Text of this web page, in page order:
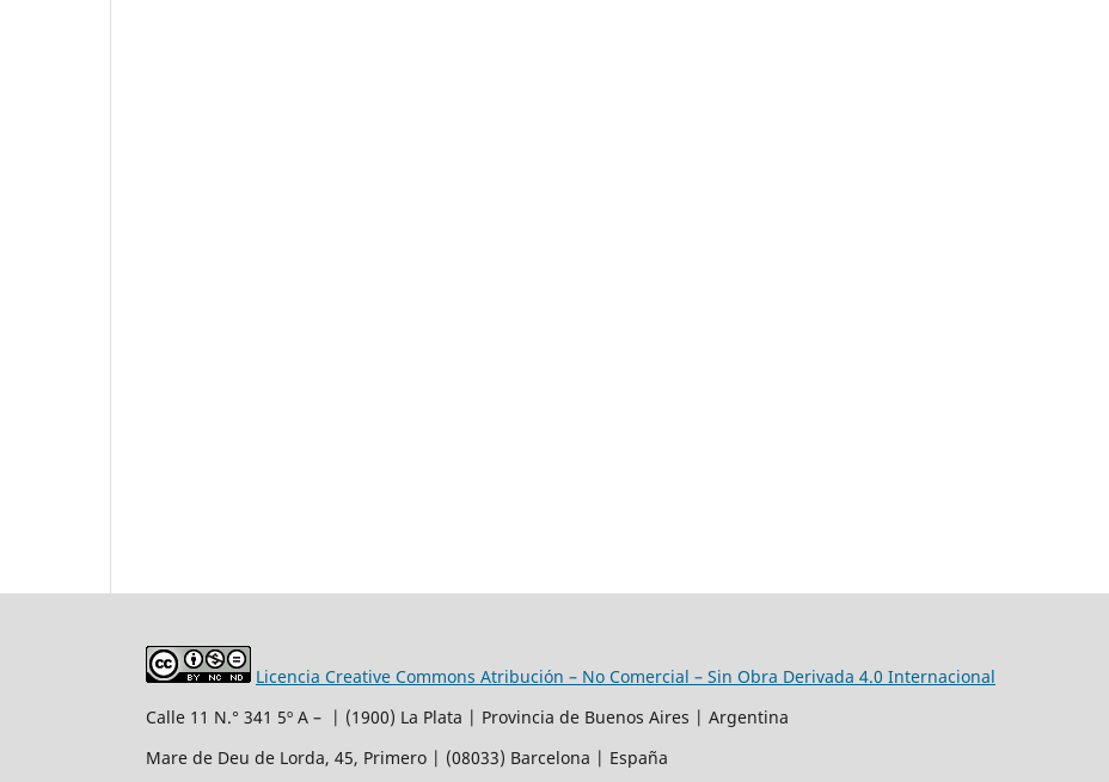
Licencia Creative Commons Atribución – No Comercial – Sin Obra Derivada 4.0 Internacional
Calle 11 N.° 341 5º A – | (1900) La Plata | Provincia de Buenos Aires | Argentina
Mare de Deu de Lorda, 45, Primero | (08033) Barcelona | España